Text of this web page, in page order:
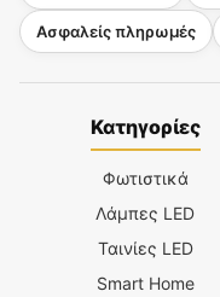
Ασφαλείς πληρωμές
Κατηγορίες
Φωτιστικά
Λάμπες LED
Ταινίες LED
Smart Home